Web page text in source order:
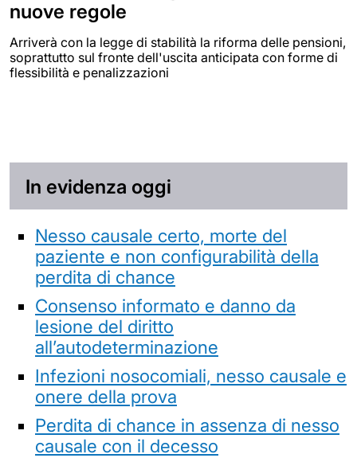
nuove regole
Arriverà con la legge di stabilità la riforma delle pensioni,
soprattutto sul fronte dell'uscita anticipata con forme di
flessibilità e penalizzazioni
In evidenza oggi
Nesso causale certo, morte del
paziente e non configurabilità della
perdita di chance
Consenso informato e danno da
lesione del diritto
all’autodeterminazione
Infezioni nosocomiali, nesso causale e
onere della prova
Perdita di chance in assenza di nesso
causale con il decesso